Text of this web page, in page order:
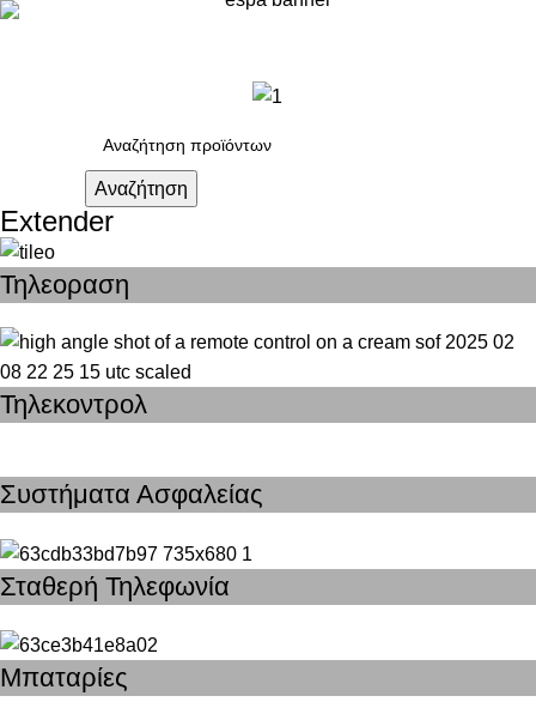
Αναζήτηση
Extender
Τηλεοραση
Τηλεκοντρολ
Συστήματα Ασφαλείας
Σταθερή Τηλεφωνία
Μπαταρίες